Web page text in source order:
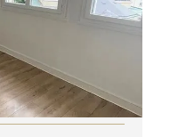
louer